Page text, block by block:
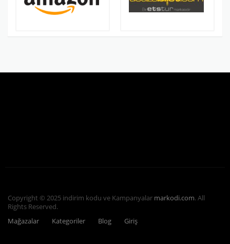
Copyright © 2025 indirim kodu ve Kampanyalar markodi.com. All
Rights Reserved.
Mağazalar
Kategoriler Blog Giriş